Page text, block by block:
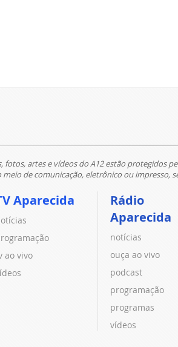
fotos, artes e vídeos do A12 estão protegidos
de comunicação, eletrônico ou impresso,
Aparecida
ao vivo
Rádio
Aparecida
notícias
ouça ao vivo
podcast
programação
programas
vídeos